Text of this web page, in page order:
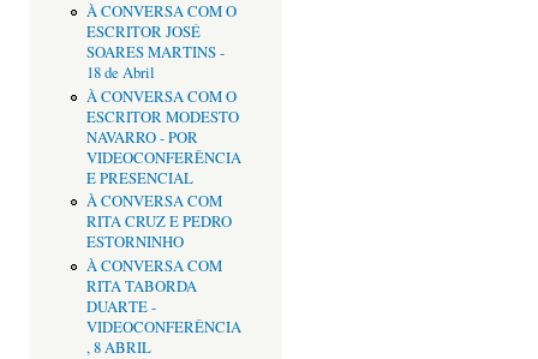
À CONVERSA COM O
ESCRITOR JOSÉ
SOARES MARTINS -
18 de Abril
À CONVERSA COM O
ESCRITOR MODESTO
NAVARRO - POR
VIDEOCONFERÊNCIA
E PRESENCIAL
À CONVERSA COM
RITA CRUZ E PEDRO
ESTORNINHO
À CONVERSA COM
RITA TABORDA
DUARTE -
VIDEOCONFERÊNCIA
, 8 ABRIL